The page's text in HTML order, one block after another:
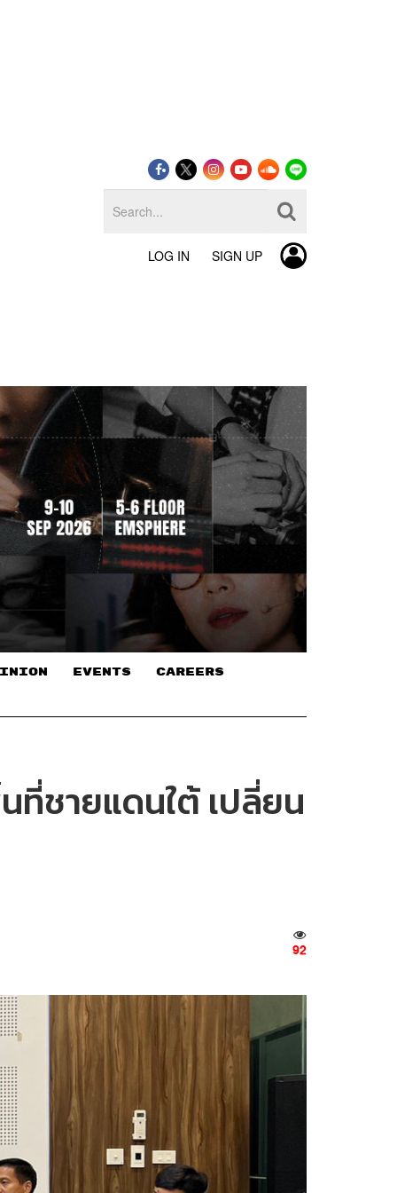
LOG IN SIGN UP
EVENTS CAREERS
ที่ชายแดนใต้ เปลี่ยน
92